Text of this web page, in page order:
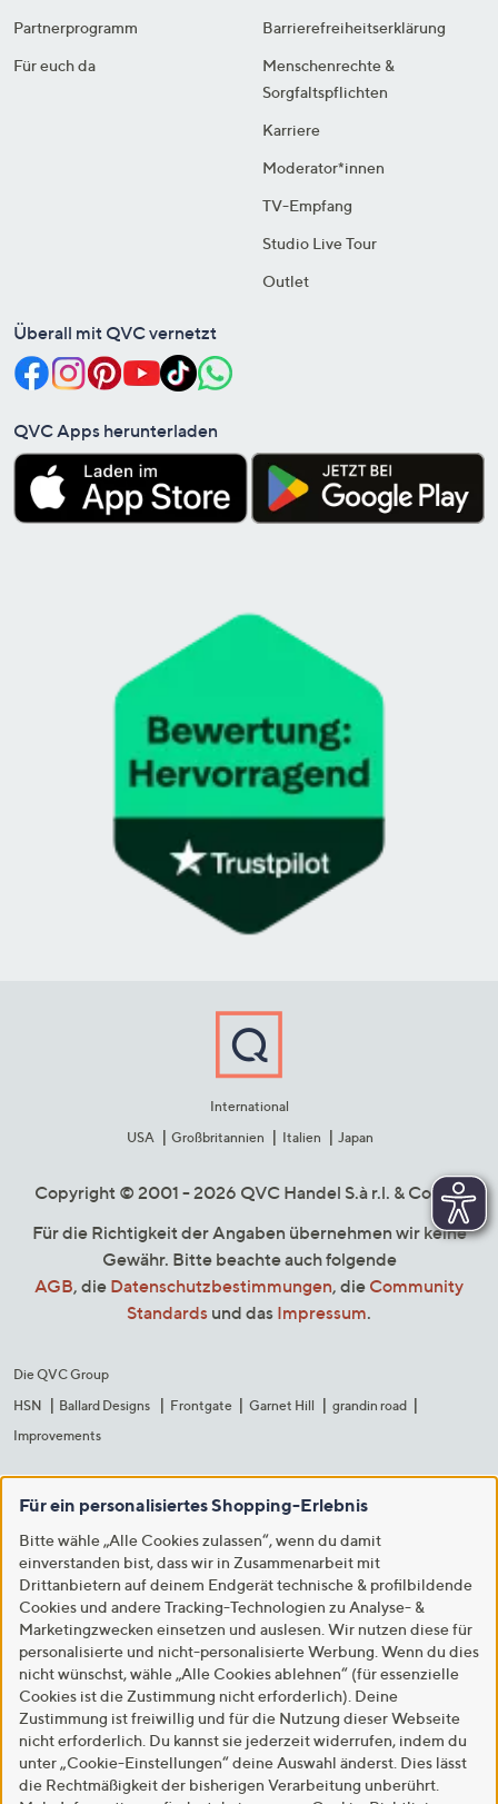
Partnerprogramm
Für euch da
Barrierefreiheitserklärung
Menschenrechte &
Sorgfaltspflichten
Karriere
Moderator*innen
TV-Empfang
Studio Live Tour
Outlet
Überall mit QVC vernetzt
QVC Apps herunterladen
International
USA
Großbritannien Italien Japan
Copyright © 2001 - 2026 QVC Handel S.à r.l. & Co. KG
Für die Richtigkeit der Angaben übernehmen wir keine
Gewähr. Bitte beachte auch folgende
AGB, die Datenschutzbestimmungen, die Community
Standards und das Impressum.
Die QVC Group
HSN
Ballard Designs Frontgate Garnet Hill
grandin road
Improvements
Für ein personalisiertes Shopping-Erlebnis
Bitte wähle „Alle Cookies zulassen“, wenn du damit
einverstanden bist, dass wir in Zusammenarbeit mit
Drittanbietern auf deinem Endgerät technische & profilbildende
Cookies und andere Tracking-Technologien zu Analyse- &
Marketingzwecken einsetzen und auslesen. Wir nutzen diese für
personalisierte und nicht-personalisierte Werbung. Wenn du dies
nicht wünschst, wähle „Alle Cookies ablehnen“ (für essenzielle
Cookies ist die Zustimmung nicht erforderlich). Deine
Zustimmung ist freiwillig und für die Nutzung dieser Webseite
nicht erforderlich. Du kannst sie jederzeit widerrufen, indem du
unter „Cookie-Einstellungen“ deine Auswahl änderst. Dies lässt
die Rechtmäßigkeit der bisherigen Verarbeitung unberührt.